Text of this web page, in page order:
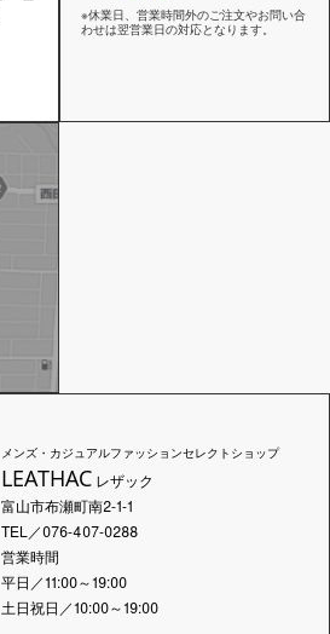
※休業日、営業時間外のご注文やお問い合
わせは翌営業日の対応となります。
メンズ・カジュアルファッションセレクトショップ
LEATHACレザック
富山市布瀬町南2-1-1
TEL／076-407-0288
営業時間
平日／11:00～19:00
土日祝日／10:00～19:00